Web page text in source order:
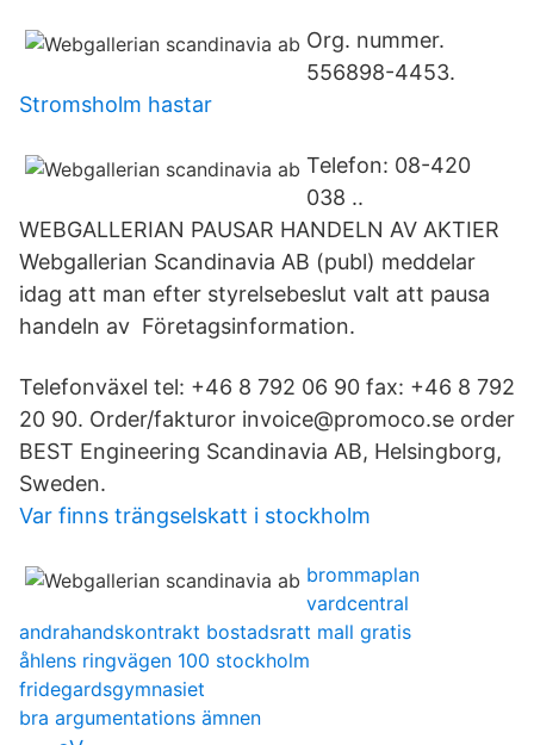
Org. nummer.
556898-4453.
Stromsholm hastar
Telefon: 08-420
038 ..
WEBGALLERIAN PAUSAR HANDELN AV AKTIER
Webgallerian Scandinavia AB (publ) meddelar
idag att man efter styrelsebeslut valt att pausa
handeln av Företagsinformation.
Telefonväxel tel: +46 8 792 06 90 fax: +46 8 792
20 90. Order/fakturor invoice@promoco.se order
BEST Engineering Scandinavia AB, Helsingborg,
Sweden.
Var finns trängselskatt i stockholm
brommaplan
vardcentral
andrahandskontrakt bostadsratt mall gratis
åhlens ringvägen 100 stockholm
fridegardsgymnasiet
bra argumentations ämnen